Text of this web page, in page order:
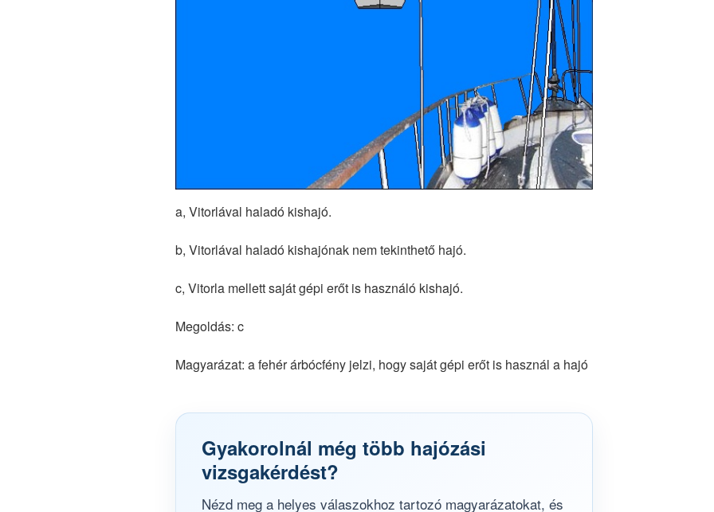
a, Vitorlával haladó kishajó.
b, Vitorlával haladó kishajónak nem tekinthető hajó.
c, Vitorla mellett saját gépi erőt is használó kishajó.
Megoldás: c
Magyarázat: a fehér árbócfény jelzi, hogy saját gépi erőt is használ a hajó
Gyakorolnál még több hajózási
vizsgakérdést?
Nézd meg a helyes válaszokhoz tartozó magyarázatokat, és